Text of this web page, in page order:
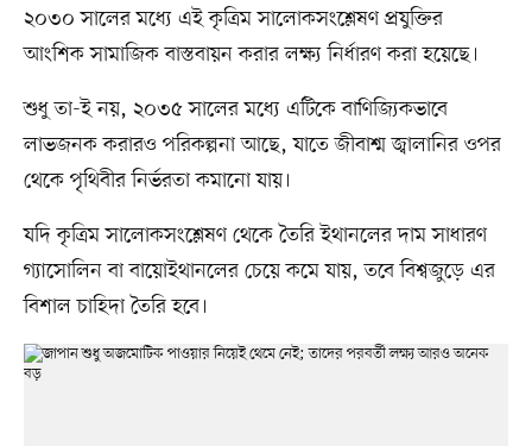
২০৩০ সালের মধ্যে এই কৃত্রিম সালোকসংশ্লেষণ প্রযুক্তির
আংশিক সামাজিক বাস্তবায়ন করার লক্ষ্য নির্ধারণ করা হয়েছে।
শুধু তা-ই নয়, ২০৩৫ সালের মধ্যে এটিকে বাণিজ্যিকভাবে
লাভজনক করারও পরিকল্পনা আছে, যাতে জীবাশ্ম জ্বালানির ওপর
থেকে পৃথিবীর নির্ভরতা কমানো যায়।
যদি কৃত্রিম সালোকসংশ্লেষণ থেকে তৈরি ইথানলের দাম সাধারণ
গ্যাসোলিন বা বায়োইথানলের চেয়ে কমে যায়, তবে বিশ্বজুড়ে এর
বিশাল চাহিদা তৈরি হবে।